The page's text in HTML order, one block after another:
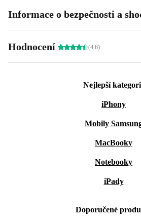
Informace o bezpečnosti a
Hodnocení (4.6)
Nejlepší
iPhony
Mobily
MacBooky
Notebooky
iPady
Doporučené